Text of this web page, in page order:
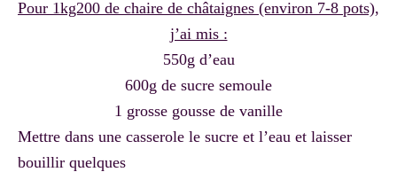
Pour 1kg200 de chaire de châtaignes (environ 7-8 pots),
j’ai mis :
550g d’eau
600g de sucre semoule
1 grosse gousse de vanille
Mettre dans une casserole le sucre et l’eau et laisser
bouillir quelques